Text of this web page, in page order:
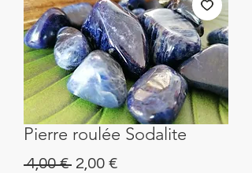
Pierre roulée Sodalite
4,00 € Precio
2,00 €Precio